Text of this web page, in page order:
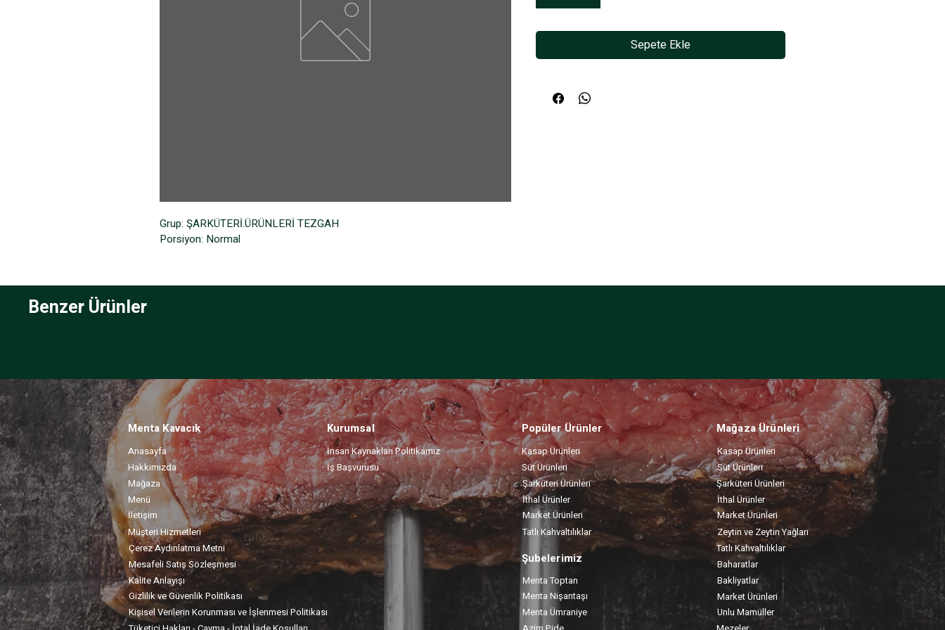
Grup: ŞARKÜTERİ.ÜRÜNLERİ TEZGAH
Porsiyon: Normal
Sepete Ekle
Benzer Ürünler
Menta Kavacık
Anasayfa
Hakkımızda
Kurumsal
İnsan Kaynakları Politikamız
İş Başvurusu
Mağaza
Menü
İletişim
Müşteri Hizmetleri
Çerez Aydınlatma Metni
Mesafeli Satış Sözleşmesi
Kalite Anlayışı
Gizlilik ve Güvenlik Politikası
Kişisel Verilerin Korunması ve İşlenmesi Politikası
Popüler Ürünler
Kasap Ürünleri
Süt Ürünleri
Şarküteri Ürünleri
İthal Ürünler
Market Ürünleri
Tatlı Kahvaltılıklar
Şubelerimiz
Menta Toptan
Menta Nişantaşı
Menta Ümraniye
Mağaza Ürünleri
Kasap Ürünleri
Süt Ürünleri
Şarküteri Ürünleri
İthal Ürünler
Market Ürünleri
Zeytin ve Zeytin Yağları
Tatlı Kahvaltılıklar
Baharatlar
Bakliyatlar
Market Ürünleri
Unlu Mamüller